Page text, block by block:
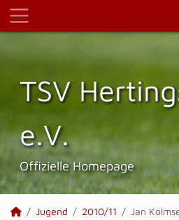
TSV
e.V.
Offizielle Homepage
Jugend 2010/11 Jan